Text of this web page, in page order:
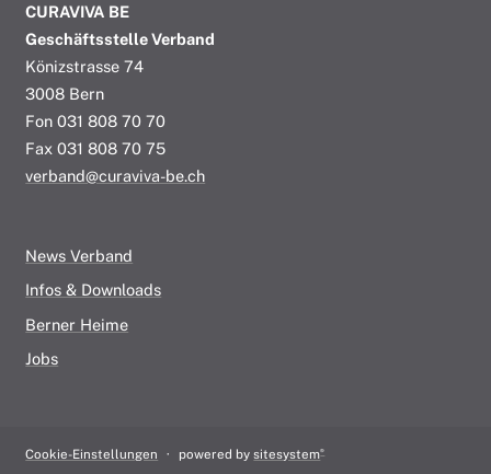
CURAVIVA BE
Geschäftsstelle Verband
Könizstrasse 74
3008 Bern
Fon 031 808 70 70
Fax 031 808 70 75
verband@curaviva-be.ch
News Verband
Infos & Downloads
Berner Heime
Jobs
Cookie-Einstellungen powered bysitesystem®